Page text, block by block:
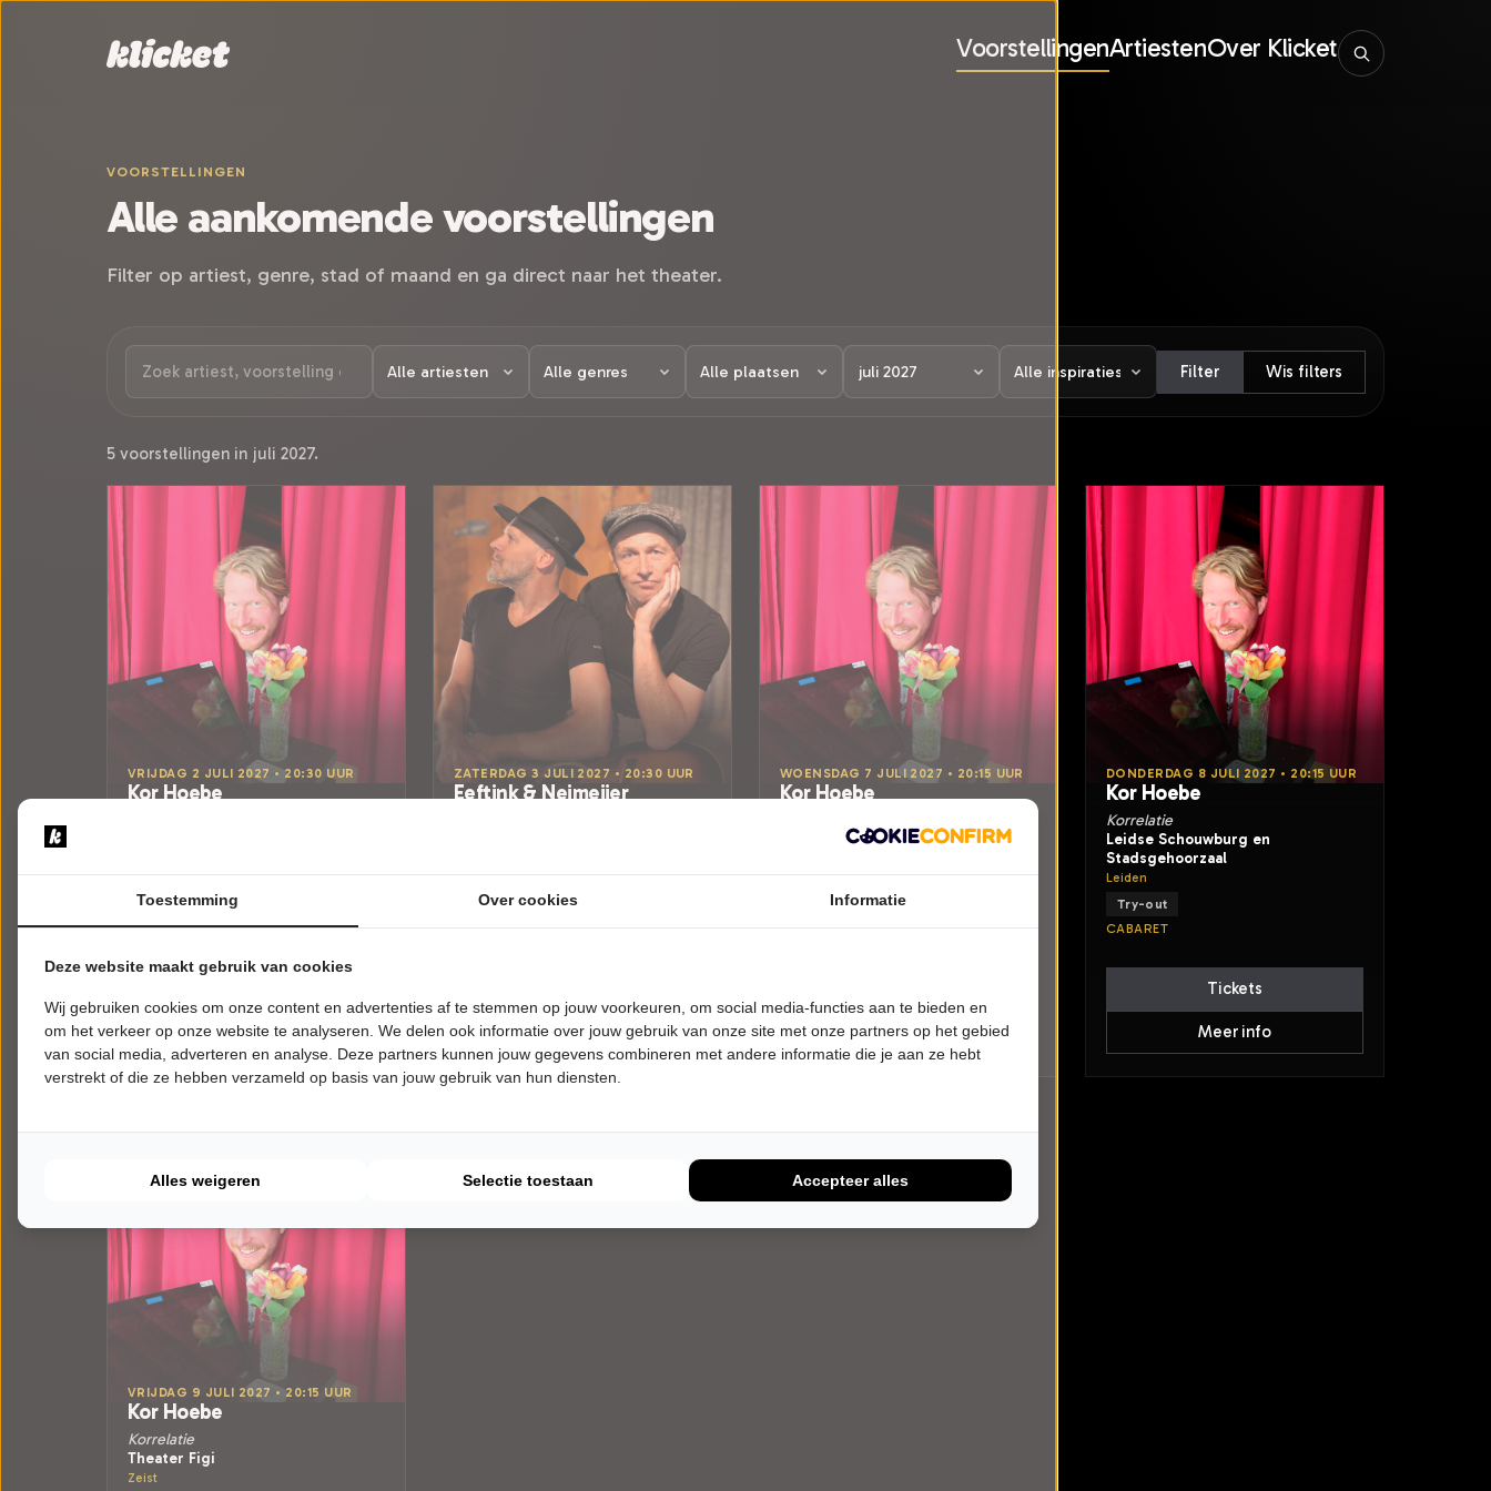
VoorstellingenArtiestenOver Klicket
VOORSTELLINGEN
Alle aankomende voorstellingen
Filter op artiest, genre, stad of maand en ga direct naar het theater.
Filter Wis filters
5 voorstellingen in juli 2027.
VRIJDAG 2 JULI 2027 • 20:30 UUR
Kor Hoebe
ZATERDAG 3 JULI 2027 • 20:30 UUR
Eeftink & Neimeijer
WOENSDAG 7 JULI 2027 • 20:15 UUR
Kor Hoebe
Leidse Schouwburg en
Leiden
Try-out
CABARET
Meer info
DONDERDAG 8 JULI 2027 • 20:15 UUR
Kor Hoebe
Korrelatie
Leidse Schouwburg en
Stadsgehoorzaal
Leiden
Try-out
CABARET
Tickets
Meer info
VRIJDAG 9 JULI 2027 • 20:15 UUR
Kor Hoebe
Korrelatie
Theater Figi
Zeist
Toestemming Over cookies Informatie
Deze website maakt gebruik van cookies
Wij gebruiken cookies om onze content en advertenties af te stemmen op jouw voorkeuren, om social media-functies aan te bieden en
om het verkeer op onze website te analyseren. We delen ook informatie over jouw gebruik van onze site met onze partners op het gebied
van social media, adverteren en analyse. Deze partners kunnen jouw gegevens combineren met andere informatie die je aan ze hebt
verstrekt of die ze hebben verzameld op basis van jouw gebruik van hun diensten.
Alles weigeren Selectie toestaan Accepteer alles